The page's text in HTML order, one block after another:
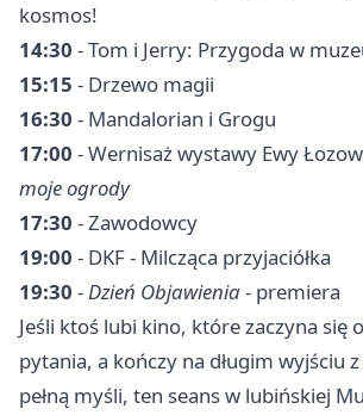
kosmos!
14:30 - Tom i Jerry: Przygoda w
15:15 - Drzewo magii
16:30 - Mandalorian i Grogu
17:00 - Wernisaż wystawy Ewy
moje ogrody
17:30 - Zawodowcy
19:00 - DKF - Milcząca przyjaciółka
19:30 -Dzień Objawienia- premiera
Jeśli ktoś lubi kino, które zaczyna się
pytania, a kończy na długim wyjściu z
pełną myśli, ten seans w lubińskiej